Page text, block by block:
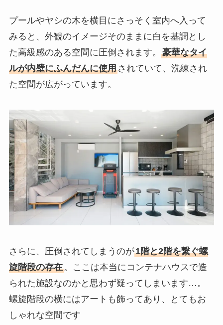
プールやヤシの木を横目にさっそく室内へ入って
みると、外観のイメージそのままに白を基調とし
た高級感のある空間に圧倒されます。 豪華なタイ
ルが内壁にふんだんに使用されていて、洗練され
た空間が広がっています。
さらに、圧倒されてしまうのが1階と2階を繋ぐ螺
旋階段の存在。ここは本当にコンテナハウスで造
られた施設なのかと思わず疑ってしまいます…。
螺旋階段の横にはアートも飾ってあり、とてもお
しゃれな空間です